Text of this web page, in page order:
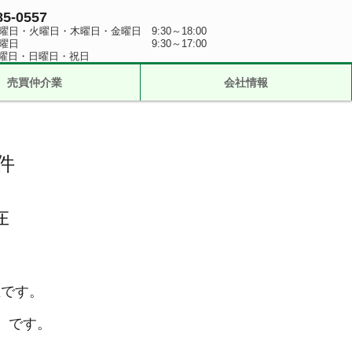
0557
日・火曜日・木曜日・金曜日 9:30～18:00
日 9:30～17:00
日・日曜日・祝日
売買仲介業 会社情報
す。
です。